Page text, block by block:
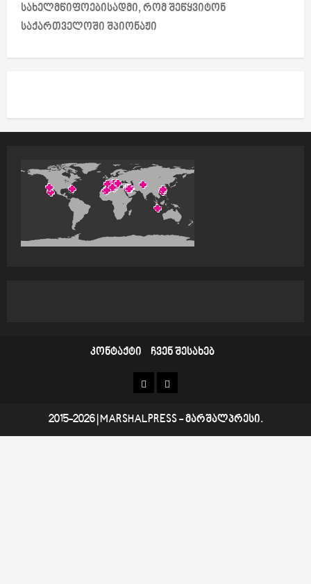
v
t
i
სახელმწიფოებისადმი, რომ შეწყვიტონ
საქართველოში შპიონაჟი
კონტაქტი ჩვენ შესახებ
კონტაქტი
ჩვენ
2015-2026 MARSHALPRESS- მარშალპრესი.